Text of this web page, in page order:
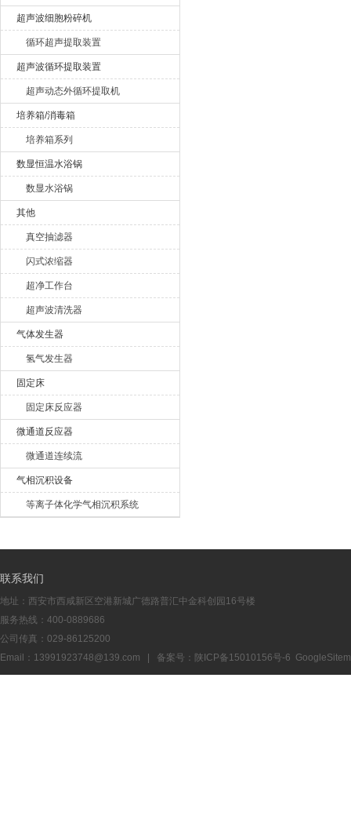
超声波细胞粉碎机
循环超声提取装置
超声波循环提取装置
超声动态外循环提取机
培养箱/消毒箱
培养箱系列
数显恒温水浴锅
数显水浴锅
其他
真空抽滤器
闪式浓缩器
超净工作台
超声波清洗器
气体发生器
氢气发生器
固定床
固定床反应器
微通道反应器
微通道连续流
气相沉积设备
等离子体化学气相沉积系统
联系我们
地址：西安市西咸新区空港新城广德路普汇中金科创园16号楼
服务热线：400-0889686
公司传真：029-86125200
Email：13991923748@139.com | 备案号： 陕ICP备15010156号-6